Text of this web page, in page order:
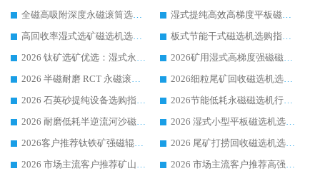
全磁高吸附深度永磁滚筒选购指南 业内口碑稳定磁电设备生产厂家详细推荐
湿式提纯高效高梯度平板磁选机靠谱设备源头厂商华体会手机网页版-华体会(中国) 综合测评
高回收率湿式选矿磁选机选购指南 业内口碑磁电设备生产厂家实力解析
板式节能干式磁选机选购指南，源头生产厂家华体会手机网页版-华体会(中国) 综合实力可观
2026 钛矿选矿优选：湿式永磁筒式磁选机源头厂家华体会手机网页版-华体会(中国) 综合解析
2026矿用湿式高梯度强磁磁选机选购指南，临朐靠谱磁电生产厂家华体会手机网页版-华体会(中国) 详解
2026 半磁耐磨 RCT 永磁滚筒选购指南，临朐源头生产厂家华体会手机网页版-华体会(中国) 实测分享
2026细粒尾矿回收磁选机选购指南 产业集群优质生产厂家华体会手机网页版-华体会(中国) 解析
2026 石英砂提纯设备选购指南：华体会手机网页版-华体会(中国) 提纯磁选机厂家综合解读
2026节能低耗永磁磁选机行业优选标杆 临朐华体会手机网页版-华体会(中国) 专业生产厂家
2026 耐磨低耗半逆流河沙磁选机选购指南 临朐产业集群源头厂华体会手机网页版-华体会(中国) 详细解析
2026 湿式小型平板磁选机选矿适配设备 临朐华体会手机网页版-华体会(中国) 实体生产厂家直供
2026客户推荐钛铁矿强磁辊式磁选机，临朐靠谱生产厂家华体会手机网页版-华体会(中国) 详解
2026 尾矿打捞回收磁选机选购 主流市场推荐实力生产厂家
2026 市场主流客户推荐矿山磁选机靠谱生产厂家选华体会手机网页版-华体会(中国)
2026 市场主流客户推荐高强磁高效磁选机靠谱生产厂家